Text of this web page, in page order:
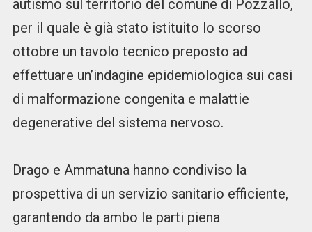
autismo sul territorio del comune di Pozzallo,
per il quale è già stato istituito lo scorso
ottobre un tavolo tecnico preposto ad
effettuare un’indagine epidemiologica sui casi
di malformazione congenita e malattie
degenerative del sistema nervoso.
Drago e Ammatuna hanno condiviso la
prospettiva di un servizio sanitario efficiente,
garantendo da ambo le parti piena